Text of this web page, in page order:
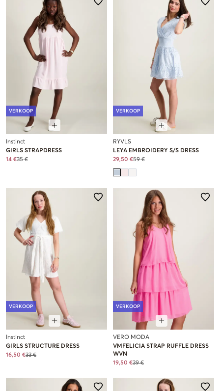
VERKOOP
Instinct
GIRLS STRAPDRESS
14 €35 €
VERKOOP
RYVLS
LEYA EMBROIDERY S/S DRESS
29,50 €59 €
VERKOOP
Instinct
GIRLS STRUCTURE DRESS
16,50 €33 €
VERKOOP
VERO MODA
VMFELICIA STRAP RUFFLE DRESS
WVN
19,50 €39 €